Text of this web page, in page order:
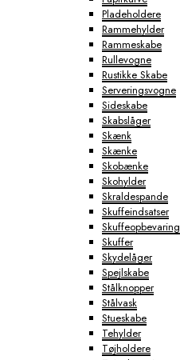
Pladeholdere
Rammehylder
Rammeskabe
Rullevogne
Rustikke Skabe
Serveringsvogne
Sideskabe
Skabslåger
Skænk
Skænke
Skobænke
Skohylder
Skraldespande
Skuffeindsatser
Skuffeopbevaring
Skuffer
Skydelåger
Spejlskabe
Stålknopper
Stålvask
Stueskabe
Tehylder
Tøjholdere